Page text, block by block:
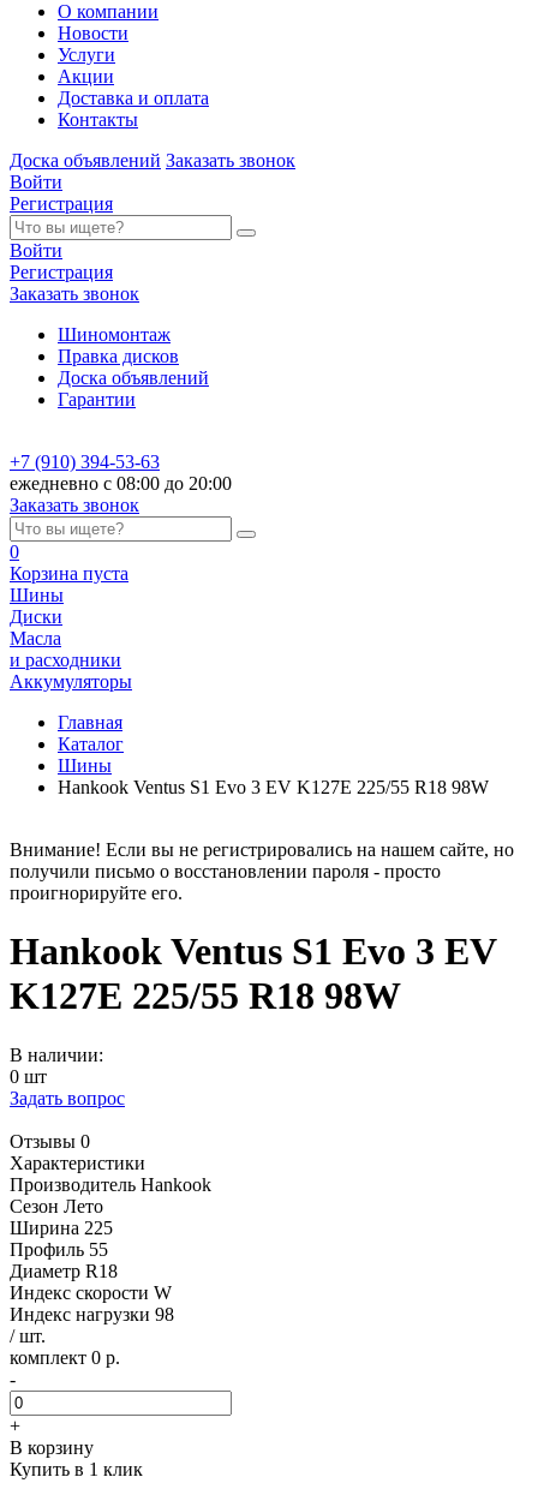
О компании
Новости
Услуги
Акции
Доставка и оплата
Контакты
Доска объявлений Заказать звонок
Войти
Регистрация
Войти
Регистрация
Заказать звонок
Шиномонтаж
Правка дисков
Доска объявлений
Гарантии
+7 (910) 394-53-63
ежедневно с 08:00 до 20:00
Заказать звонок
0
Корзина пуста
Шины
Диски
Масла
и расходники
Аккумуляторы
Главная
Каталог
Шины
Hankook Ventus S1 Evo 3 EV K127E 225/55 R18 98W
Внимание! Если вы не регистрировались на нашем сайте, но
получили письмо о восстановлении пароля - просто
проигнорируйте его.
Hankook Ventus S1 Evo 3 EV
K127E 225/55 R18 98W
В наличии:
0 шт
Задать вопрос
Отзывы 0
Характеристики
Производитель Hankook
Сезон Лето
Ширина 225
Профиль 55
Диаметр R18
Индекс скорости W
Индекс нагрузки 98
/ шт.
комплект 0 р.
-
+
В корзину
Купить в 1 клик